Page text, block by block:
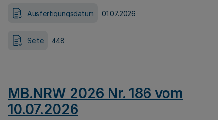
Ausfertigungsdatum 01.07.2026
Seite 448
MB.NRW 2026 Nr. 186 vom
10.07.2026